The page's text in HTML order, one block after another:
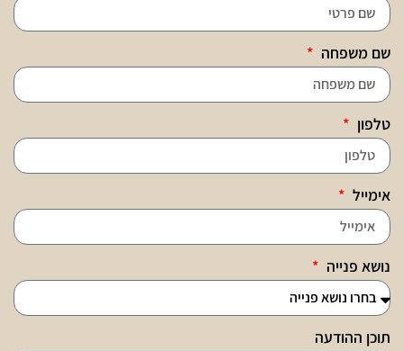
שם משפחה
טלפון
אימייל
נושא פנייה
תוכן ההודעה